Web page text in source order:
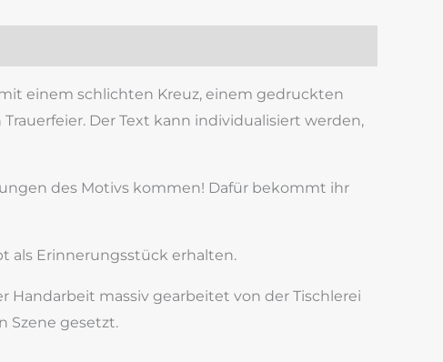
einem schlichten Kreuz, einem gedruckten
Der Text kann individualisiert werden,
des Motivs kommen! Dafür bekommt ihr
als Erinnerungsstück erhalten.
Handarbeit massiv gearbeitet von der Tischlerei
Szene gesetzt.